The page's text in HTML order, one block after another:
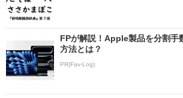
FPが解説！Apple製品を分割手
方法とは？
PR(Fav-Log)